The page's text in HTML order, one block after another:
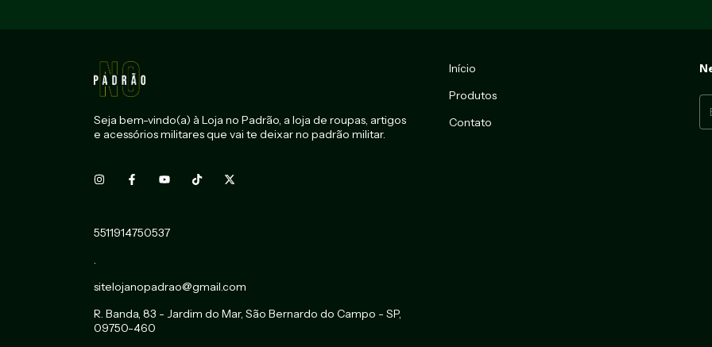
Seja bem-vindo(a) à Loja no Padrão, a loja de roupas, artigos
e acessórios militares que vai te deixar no padrão militar.
5511914750537
sitelojanopadrao@gmail.com
R. Banda, 83 - Jardim do Mar, São Bernardo do Campo - SP,
09750-460
Início
Produtos
Contato